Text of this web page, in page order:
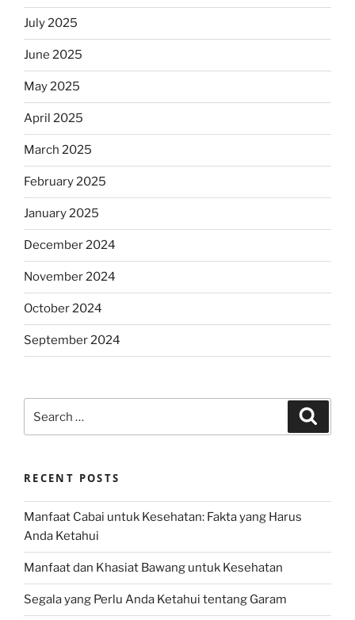
July 2025
June 2025
May 2025
April 2025
March 2025
February 2025
January 2025
December 2024
November 2024
October 2024
September 2024
for:
RECENT POSTS
Manfaat Cabai untuk Kesehatan: Fakta yang Harus
Anda Ketahui
Manfaat dan Khasiat Bawang untuk Kesehatan
Segala yang Perlu Anda Ketahui tentang Garam